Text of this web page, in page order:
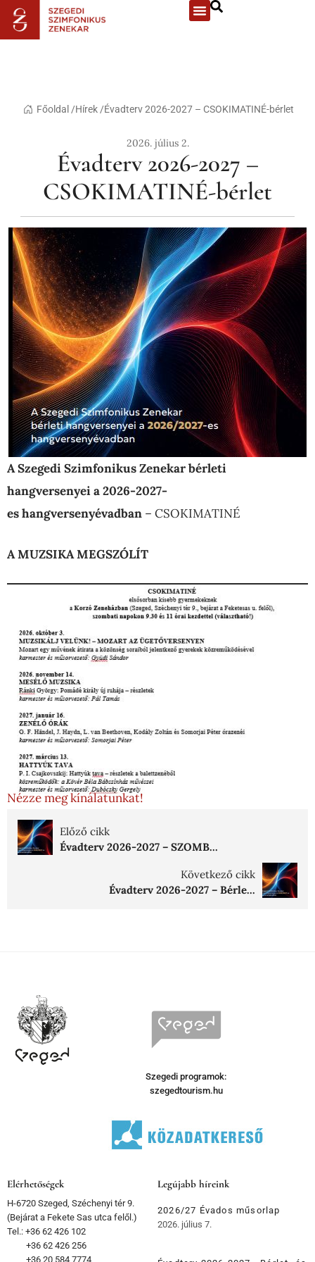
Főoldal /Hírek /Évadterv 2026-2027 – CSOKIMATINÉ-bérlet
2026. július 2.
Évadterv 2026-2027 –
CSOKIMATINÉ-bérlet
A Szegedi Szimfonikus Zenekar bérleti
hangversenyei a 2026-2027-
es hangversenyévadban – CSOKIMATINÉ
A MUZSIKA MEGSZÓLÍT
Nézze meg kínálatunkat!
Előző cikk
Évadterv 2026-2027 – SZOMB...
Következő cikk
Évadterv 2026-2027 – Bérle...
Szegedi programok:
szegedtourism.hu
Elérhetőségek
H-6720 Szeged, Széchenyi tér 9.
(Bejárat a Fekete Sas utca felől.)
Tel.: +36 62 426 102
+36 62 426 256
+36 20 584 7774
Legújabb híreink
2026/27 Évados műsorlap
2026. július 7.